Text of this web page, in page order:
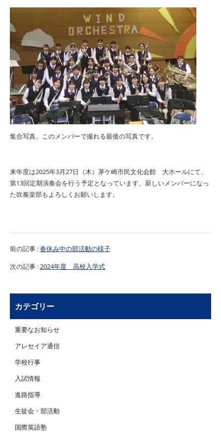
集合写真。このメンバーで撮れる最後の写真です。
来年度は2025年3月27日（木）茅ケ崎市民文化会館 大ホールにて、
第13回定期演奏会を行う予定となっています。新しいメンバーになっ
た吹奏楽部もよろしくお願いします。
前の記事 :春休み中の部活動の様子
次の記事 :2024年度 高校入学式
カテゴリー
重要なお知らせ
アレセイア通信
学校行事
入試情報
進路指導
生徒会・部活動
国際英語塾